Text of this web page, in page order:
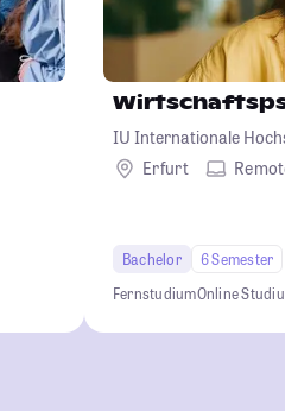
IU Internationale
Erfurt
Bachelor
6 Semester
FernstudiumOnline